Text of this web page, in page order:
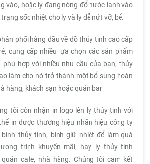
vào, hoặc ly đang nóng đổ nước lạnh vào
sốc nhiệt cho ly và ly dễ nứt vỡ, bể.
phối hàng đầu về đồ thủy tinh cao cấp
cung cấp nhiều lựa chọn các sản phẩm
phù hợp với nhiều nhu cầu của bạn, thủy
làm cho nó trở thành một bổ sung hoàn
hàng, khách sạn hoặc quán bar
tôi còn nhận in logo lên ly thủy tinh với
in được thương hiệu nhãn hiệu công ty
thủy tinh, bình giữ nhiệt để làm quà
trình khuyến mãi, hay ly thủy tinh
cafe, nhà hàng. Chúng tôi cam kết